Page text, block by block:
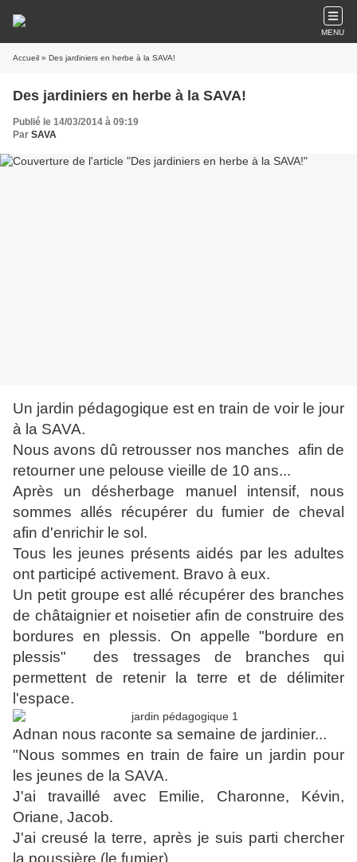
MENU
Accueil » Des jardiniers en herbe à la SAVA!
Des jardiniers en herbe à la SAVA!
Publié le 14/03/2014 à 09:19
Par SAVA
Un jardin pédagogique est en train de voir le jour
à la SAVA.
Nous avons dû retrousser nos manches afin de
retourner une pelouse vieille de 10 ans...
Après un désherbage manuel intensif, nous
sommes allés récupérer du fumier de cheval
afin d'enrichir le sol.
Tous les jeunes présents aidés par les adultes
ont participé activement. Bravo à eux.
Un petit groupe est allé récupérer des branches
de châtaignier et noisetier afin de construire des
bordures en plessis. On appelle "bordure en
plessis" des tressages de branches qui
permettent de retenir la terre et de délimiter
l'espace.
Adnan nous raconte sa semaine de jardinier...
"Nous sommes en train de faire un jardin pour
les jeunes de la SAVA.
J'ai travaillé avec Emilie, Charonne, Kévin,
Oriane, Jacob.
J'ai creusé la terre, après je suis parti chercher
la poussière (le fumier).